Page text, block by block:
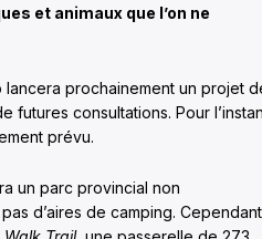
et animaux que l’on ne
lancera prochainement un projet
futures consultations. Pour
prévu.
un parc provincial non
d’aires de camping.